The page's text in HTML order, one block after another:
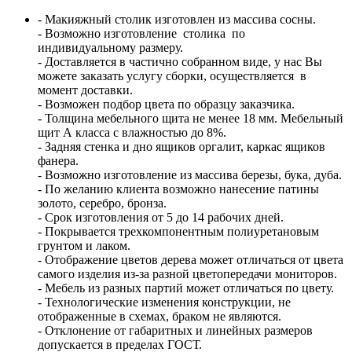
- Макияжный столик изготовлен из массива сосны.
- Возможно изготовление столика по
индивидуальному размеру.
- Доставляется в частично собранном виде, у нас Вы
можете заказать услугу сборки, осуществляется в
момент доставки.
- Возможен подбор цвета по образцу заказчика.
- Толщина мебельного щита не менее 18 мм. Мебельный
щит А класса с влажностью до 8%.
- Задняя стенка и дно ящиков оргалит, каркас ящиков
фанера.
- Возможно изготовление из массива березы, бука, дуба.
- По желанию клиента возможно нанесение патины
золото, серебро, бронза.
- Срок изготовления от 5 до 14 рабочих дней.
- Покрывается трехкомпонентным полиуретановым
грунтом и лаком.
- Отображение цветов дерева может отличаться от цвета
самого изделия из-за разной цветопередачи мониторов.
- Мебель из разных партий может отличаться по цвету.
- Технологические изменения конструкции, не
отображенные в схемах, браком не являются.
- Отклонение от габаритных и линейных размеров
допускается в пределах ГОСТ.